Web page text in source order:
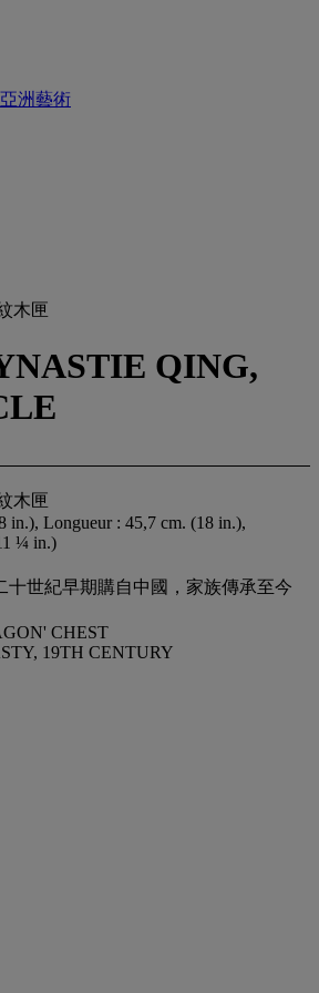
亞洲藝術
木匣
QING,
木匣
in.), Longueur : 45,7 cm. (18 in.),
¼ in.)
十世紀早期購自中國，家族傳承至今
CHEST
19TH CENTURY